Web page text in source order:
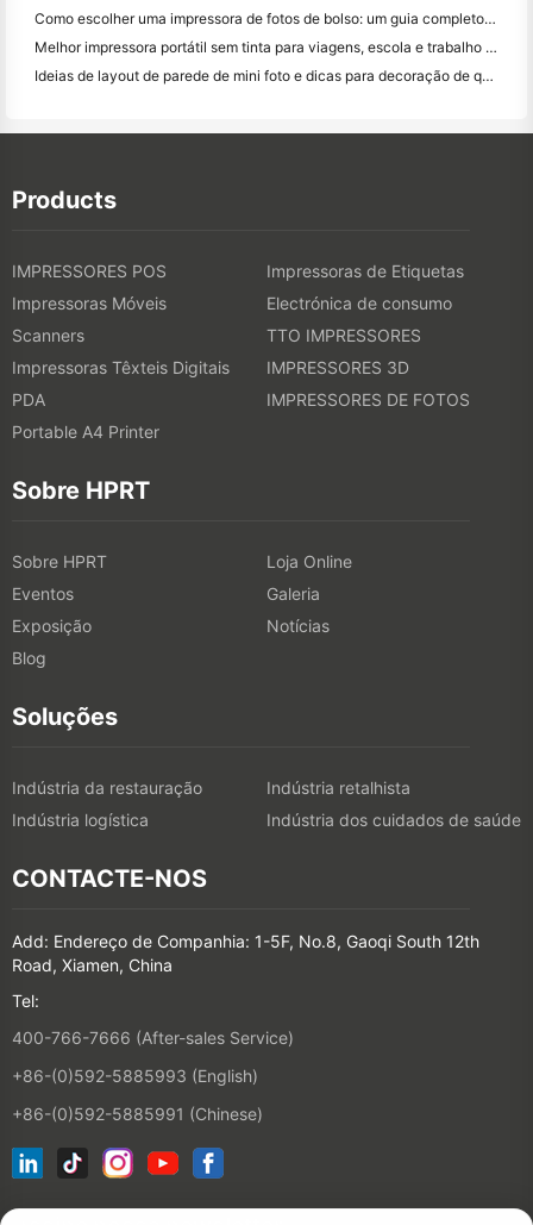
Como escolher uma impressora de fotos de bolso: um guia completo para usuários de jornal, viagens e iPhone
Melhor impressora portátil sem tinta para viagens, escola e trabalho móvel: Hanin MT620 Pro Review
Ideias de layout de parede de mini foto e dicas para decoração de quarto e dormitório
Products
IMPRESSORES POS
Impressoras de Etiquetas
Impressoras Móveis
Electrónica de consumo
Scanners
TTO IMPRESSORES
Impressoras Têxteis Digitais
IMPRESSORES 3D
PDA
IMPRESSORES DE FOTOS
Portable A4 Printer
Sobre HPRT
Sobre HPRT
Loja Online
Eventos
Galeria
Exposição
Notícias
Blog
Soluções
Indústria da restauração
Indústria retalhista
Indústria logística
Indústria dos cuidados de saúde
CONTACTE-NOS
Add: Endereço de Companhia: 1-5F, No.8, Gaoqi South 12th
Road, Xiamen, China
Tel:
400-766-7666 (After-sales Service)
+86-(0)592-5885993 (English)
+86-(0)592-5885991 (Chinese)